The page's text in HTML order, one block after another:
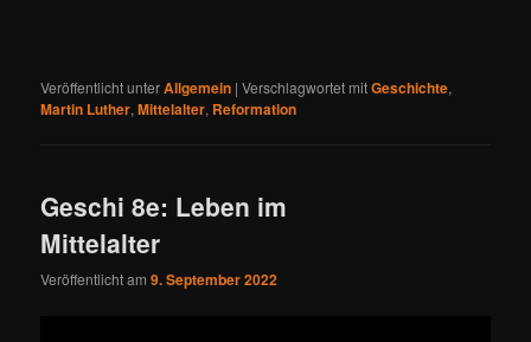
Veröffentlicht unterAllgemein |Verschlagwortet mitGeschichte,
Martin Luther,Mittelalter, Reformation
Geschi 8e: Leben im
Mittelalter
Veröffentlicht am9. September 2022